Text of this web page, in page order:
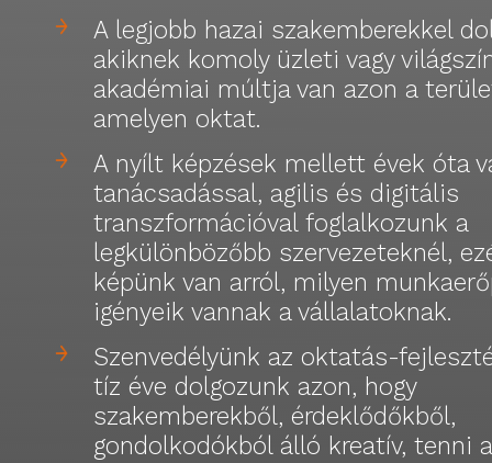
A legjobb hazai szakemberekkel
akiknek komoly üzleti vagy
akadémiai múltja van azon a
amelyen oktat.
A nyílt képzések mellett évek óta
tanácsadással, agilis és digitális
transzformációval foglalkozunk a
legkülönbözőbb szervezeteknél,
képünk van arról, milyen
igényeik vannak a vállalatoknak.
Szenvedélyünk az oktatás-
tíz éve dolgozunk azon, hogy
szakemberekből, érdeklődőkből,
gondolkodókból álló kreatív, tenni